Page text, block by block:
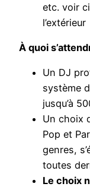
etc. voir
l’extérieur
À quoi
Un DJ
système
jusqu’à
Un choix
Pop et
genres,
toutes
Le choix